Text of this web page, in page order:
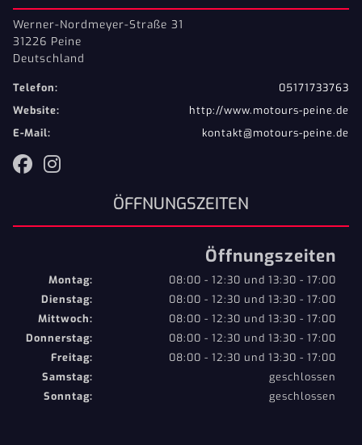
Werner-Nordmeyer-Straße 31
31226 Peine
Deutschland
Telefon:
05171733763
Website:
http://www.motours-peine.de
E-Mail:
kontakt@motours-peine.de
ÖFFNUNGSZEITEN
Öffnungszeiten
Montag:
08:00 - 12:30 und 13:30 - 17:00
Dienstag:
08:00 - 12:30 und 13:30 - 17:00
Mittwoch:
08:00 - 12:30 und 13:30 - 17:00
Donnerstag:
08:00 - 12:30 und 13:30 - 17:00
Freitag:
08:00 - 12:30 und 13:30 - 17:00
Samstag:
geschlossen
Sonntag:
geschlossen